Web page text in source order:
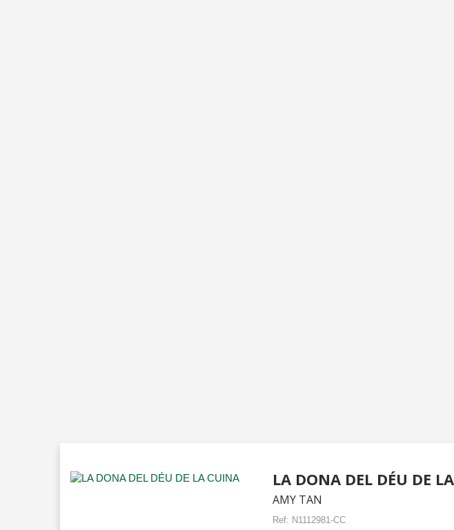
LA DONA DEL DÉU DE
AMY TAN
Ref: N1112981-CC